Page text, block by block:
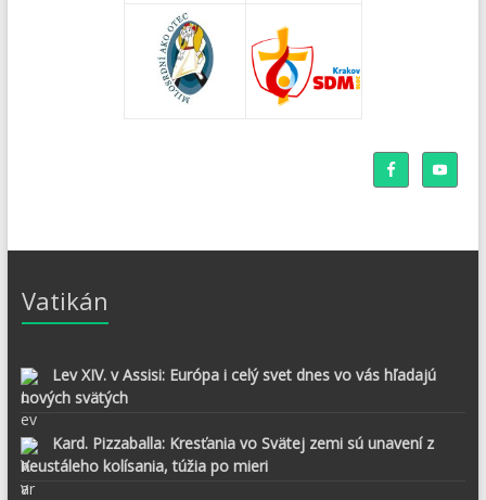
Vatikán
Lev XIV. v Assisi: Európa i celý svet dnes vo vás hľadajú
nových svätých
Kard. Pizzaballa: Kresťania vo Svätej zemi sú unavení z
neustáleho kolísania, túžia po mieri